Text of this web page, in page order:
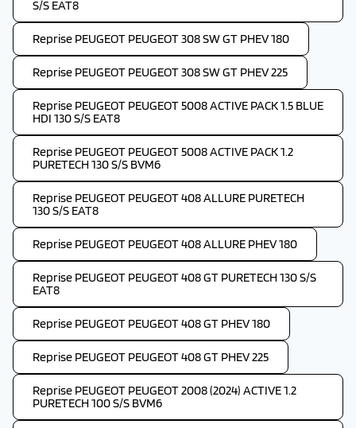
S/S EAT8
Reprise PEUGEOT PEUGEOT 308 SW GT PHEV 180
Reprise PEUGEOT PEUGEOT 308 SW GT PHEV 225
Reprise PEUGEOT PEUGEOT 5008 ACTIVE PACK 1.5 BLUE
HDI 130 S/S EAT8
Reprise PEUGEOT PEUGEOT 5008 ACTIVE PACK 1.2
PURETECH 130 S/S BVM6
Reprise PEUGEOT PEUGEOT 408 ALLURE PURETECH
130 S/S EAT8
Reprise PEUGEOT PEUGEOT 408 ALLURE PHEV 180
Reprise PEUGEOT PEUGEOT 408 GT PURETECH 130 S/S
EAT8
Reprise PEUGEOT PEUGEOT 408 GT PHEV 180
Reprise PEUGEOT PEUGEOT 408 GT PHEV 225
Reprise PEUGEOT PEUGEOT 2008 (2024) ACTIVE 1.2
PURETECH 100 S/S BVM6